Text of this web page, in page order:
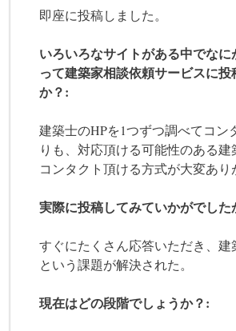
即座に投稿しました。
いろいろなサイトがある中でな
って建築家相談依頼サービスに投
か？:
建築士のHPを1つずつ調べてコン
りも、対応頂ける可能性のある建
コンタクト頂ける方式が大変あり
実際に投稿してみていかがでした
すぐにたくさん応答いただき、建
という課題が解決された。
現在はどの段階でしょうか？: